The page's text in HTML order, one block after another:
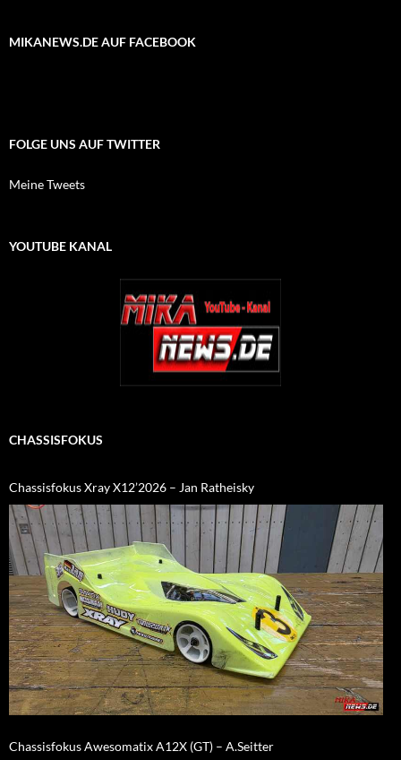
MIKANEWS.DE AUF FACEBOOK
FOLGE UNS AUF TWITTER
Meine Tweets
YOUTUBE KANAL
CHASSISFOKUS
Chassisfokus Xray X12’2026 – Jan Ratheisky
Chassisfokus Awesomatix A12X (GT) – A.Seitter